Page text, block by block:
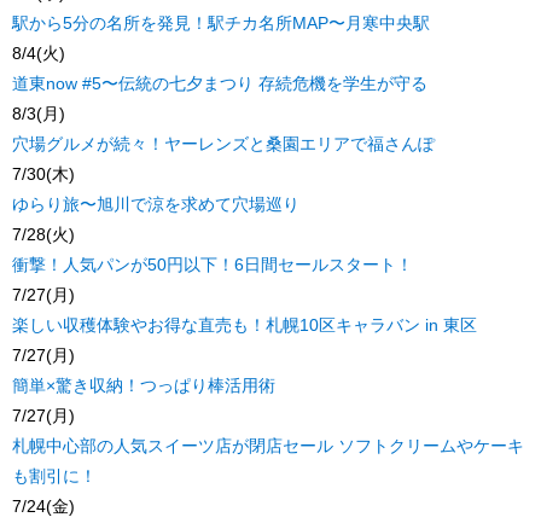
駅から5分の名所を発見！駅チカ名所MAP〜月寒中央駅
8/4(火)
道東now #5〜伝統の七夕まつり 存続危機を学生が守る
8/3(月)
穴場グルメが続々！ヤーレンズと桑園エリアで福さんぽ
7/30(木)
ゆらり旅〜旭川で涼を求めて穴場巡り
7/28(火)
衝撃！人気パンが50円以下！6日間セールスタート！
7/27(月)
楽しい収穫体験やお得な直売も！札幌10区キャラバン in 東区
7/27(月)
簡単×驚き収納！つっぱり棒活用術
7/27(月)
札幌中心部の人気スイーツ店が閉店セール ソフトクリームやケーキ
も割引に！
7/24(金)